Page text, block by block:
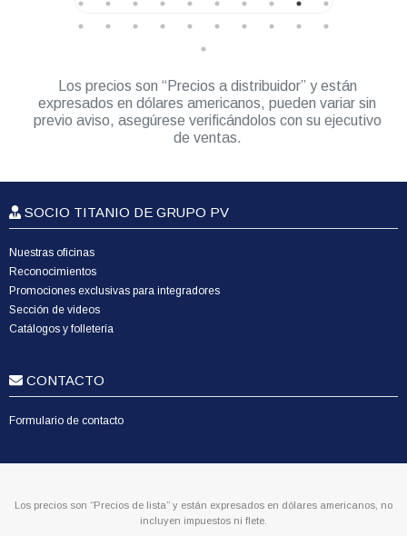
Los precios son “Precios a distribuidor” y están
expresados en dólares americanos, pueden variar sin
previo aviso, asegúrese verificándolos con su ejecutivo
de ventas.
SOCIO TITANIO DE GRUPO PV
Nuestras oficinas
Reconocimientos
Promociones exclusivas para integradores
Sección de videos
Catálogos y folletería
CONTACTO
Formulario de contacto
Los precios son “Precios de lista” y están expresados en dólares americanos, no
incluyen impuestos ni flete.